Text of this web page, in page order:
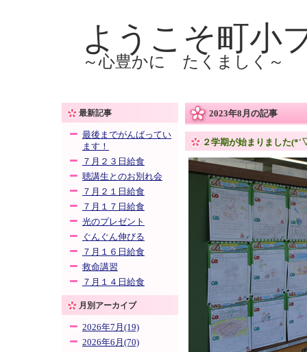
ようこそ町小
～心豊かに たくましく～
最新記事
最後までがんばってい
ます！
７月２３日給食
聴講生とのお別れ会
７月２１日給食
７月１７日給食
光のプレゼント
ぐんぐん伸びる
７月１６日給食
救命講習
７月１４日給食
月別アーカイブ
2026年7月(19)
2026年6月(70)
2023年8月の記事
２学期が始まりました